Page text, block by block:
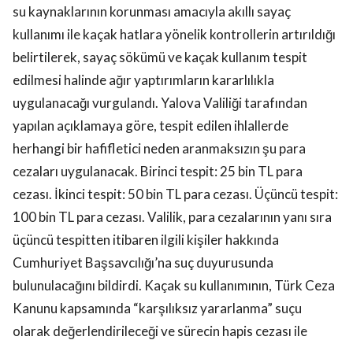
su kaynaklarının korunması amacıyla akıllı sayaç
kullanımı ile kaçak hatlara yönelik kontrollerin artırıldığı
belirtilerek, sayaç sökümü ve kaçak kullanım tespit
edilmesi halinde ağır yaptırımların kararlılıkla
uygulanacağı vurgulandı. Yalova Valiliği tarafından
yapılan açıklamaya göre, tespit edilen ihlallerde
herhangi bir hafifletici neden aranmaksızın şu para
cezaları uygulanacak. Birinci tespit: 25 bin TL para
cezası. İkinci tespit: 50 bin TL para cezası. Üçüncü tespit:
100 bin TL para cezası. Valilik, para cezalarının yanı sıra
üçüncü tespitten itibaren ilgili kişiler hakkında
Cumhuriyet Başsavcılığı’na suç duyurusunda
bulunulacağını bildirdi. Kaçak su kullanımının, Türk Ceza
Kanunu kapsamında “karşılıksız yararlanma” suçu
olarak değerlendirileceği ve sürecin hapis cezası ile